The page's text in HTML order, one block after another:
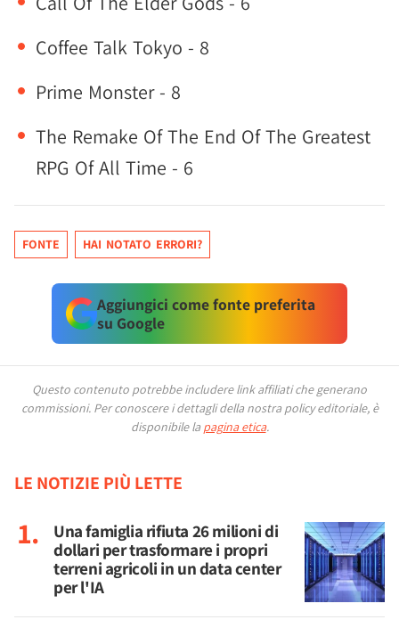
Coffee Talk Tokyo - 8
Prime Monster - 8
The Remake Of The End Of The Greatest
RPG Of All Time - 6
FONTE HAI NOTATO ERRORI?
Aggiungici come fonte preferita
su Google
Questo contenuto potrebbe includere link affiliati che generano
commissioni. Per conoscere i dettagli della nostra policy editoriale, è
disponibile la pagina etica.
LE NOTIZIE PIÙ LETTE
Una famiglia rifiuta 26 milioni di
dollari per trasformare i propri
terreni agricoli in un data center
per l'IA